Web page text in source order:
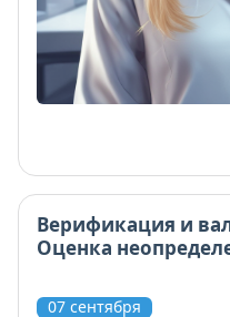
Верификация и
Оценка
07 сентября